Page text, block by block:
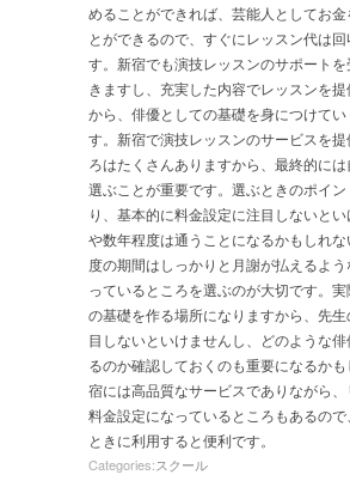
めることができれば、芸能人としてお金
とができるので、すぐにレッスン代は
す。新宿でも演技レッスンのサポート
きますし、充実した内容でレッスンを
から、俳優としての基礎を身につけてい
す。新宿で演技レッスンのサービスを提
ろはたくさんありますから、最終的に
選ぶことが重要です。選ぶときのポイ
り、基本的に料金設定に注目しないと
や数年程度は通うことになるかもしれ
度の期間はしっかりと月謝が払えるよ
っているところを選ぶのが大切です。
の基礎を作る場所になりますから、先
目しないといけませんし、どのような
るのか確認しておくのも重要になるか
宿には高品質なサービスでありながら
料金設定になっているところもあるの
ときに利用すると便利です。
Categories:スクール